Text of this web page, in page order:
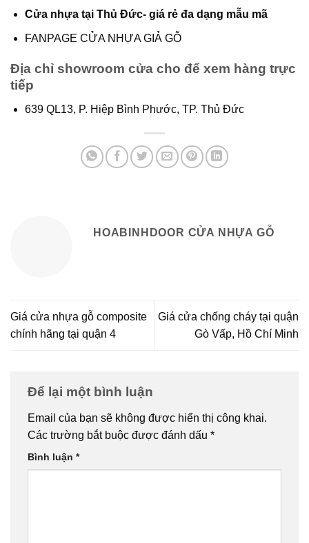
Cửa nhựa tại Thủ Đức- giá rẻ đa dạng mẫu mã
FANPAGE CỬA NHỰA GIẢ GỖ
Địa chỉ showroom cửa cho để xem hàng trực
tiếp
639 QL13, P. Hiệp Bình Phước, TP. Thủ Đức
HOABINHDOOR CỬA NHỰA GỖ
Giá cửa nhựa gỗ composite
chính hãng tại quận 4
Giá cửa chống cháy tại quận
Gò Vấp, Hồ Chí Minh
Để lại một bình luận
Email của bạn sẽ không được hiển thị công khai.
Các trường bắt buộc được đánh dấu *
Bình luận *